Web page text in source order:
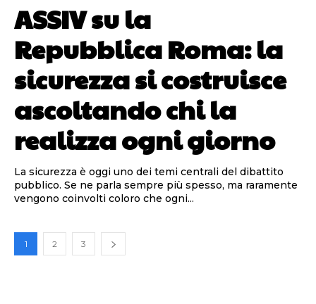
ASSIV su la
Repubblica Roma: la
sicurezza si costruisce
ascoltando chi la
realizza ogni giorno
La sicurezza è oggi uno dei temi centrali del dibattito
pubblico. Se ne parla sempre più spesso, ma raramente
vengono coinvolti coloro che ogni...
1 2 3